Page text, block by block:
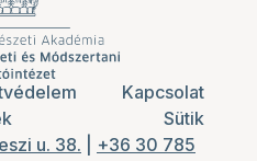
Kapcsolat
Sütik
u. 38.
+36 30 785